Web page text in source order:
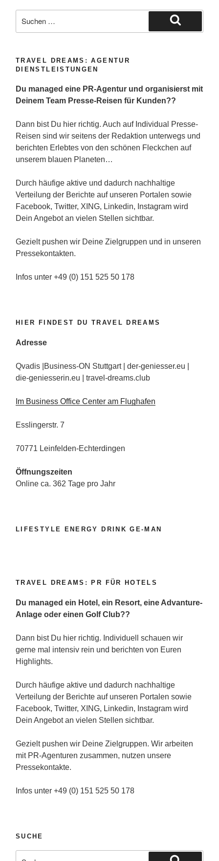
nach:
Suchen
TRAVEL DREAMS: AGENTUR
DIENSTLEISTUNGEN
Du managed eine PR-Agentur und organisierst mit
Deinem Team Presse-Reisen für Kunden??
Dann bist Du hier richtig. Auch auf Individual Presse-
Reisen sind wir seitens der Redaktion unterwegs und
berichten Erlebtes von den schönen Fleckchen auf
unserem blauen Planeten…
Durch häufige aktive und dadurch nachhaltige
Verteilung der Berichte auf unseren Portalen sowie
Facebook, Twitter, XING, Linkedin, Instagram wird
Dein Angebot an vielen Stellen sichtbar.
Gezielt pushen wir Deine Zielgruppen und in unseren
Pressekontakten.
Infos unter +49 (0) 151 525 50 178
HIER FINDEST DU TRAVEL DREAMS
Adresse
Qvadis |Business-ON Stuttgart | der-geniesser.eu |
die-geniesserin.eu | travel-dreams.club
Im Business Office Center am Flughafen
Esslingerstr. 7
70771 Leinfelden-Echterdingen
Öffnungszeiten
Online ca. 362 Tage pro Jahr
LIFESTYLE ENERGY DRINK GE-MAN
TRAVEL DREAMS: PR FÜR HOTELS
Du managed ein Hotel, ein Resort, eine Advanture-
Anlage oder einen Golf Club??
Dann bist Du hier richtig. Individuell schauen wir
gerne mal intensiv rein und berichten von Euren
Highlights.
Durch häufige aktive und dadurch nachhaltige
Verteilung der Berichte auf unseren Portalen sowie
Facebook, Twitter, XING, Linkedin, Instagram wird
Dein Angebot an vielen Stellen sichtbar.
Gezielt pushen wir Deine Zielgruppen. Wir arbeiten
mit PR-Agenturen zusammen, nutzen unsere
Pressekontakte.
Infos unter +49 (0) 151 525 50 178
SUCHE